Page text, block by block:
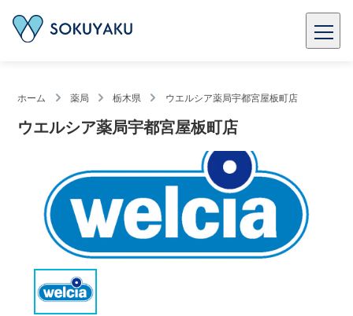
ホーム 薬局 栃木県 ウエルシア薬局宇都宮屋板町店
ウエルシア薬局宇都宮屋板町店